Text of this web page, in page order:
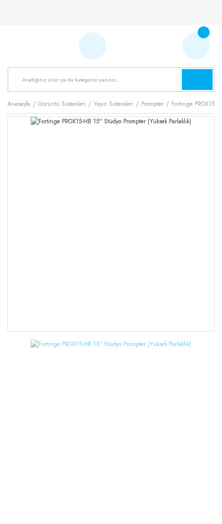
Anasayfa Görüntü Sistemleri Yayın Sistemleri Prompter Fortinge PROX15-